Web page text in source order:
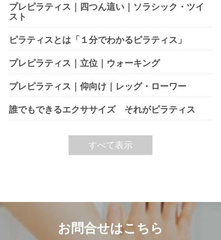
プレピラティス｜四つん這い｜ソラシック・ツイ
スト
ピラティスとは「１分でわかるピラティス」
プレピラティス｜立位｜ウォーキング
プレピラティス｜仰向け｜レッグ・ローワー
誰でもできるエクササイズ それがピラティス
すべて表示
お問合せはこちら